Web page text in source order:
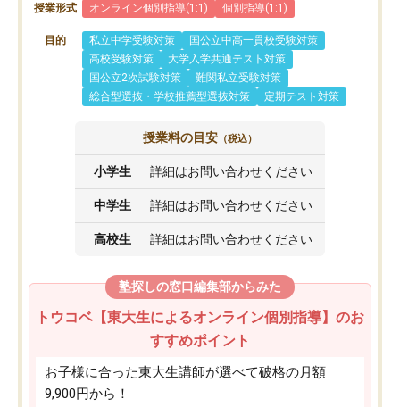
授業形式 オンライン個別指導(1:1) 個別指導(1:1)
目的 私立中学受験対策
国公立中高一貫校受験対策
高校受験対策
大学入学共通テスト対策
国公立2次試験対策
難関私立受験対策
総合型選抜・学校推薦型選抜対策
定期テスト対策
授業料の目安 （税込）
小学生 詳細はお問い合わせください
中学生 詳細はお問い合わせください
高校生 詳細はお問い合わせください
塾探しの窓口編集部からみた
トウコベ【東大生によるオンライン個別指導】のお
すすめポイント
お子様に合った東大生講師が選べて破格の月額
9,900円から！